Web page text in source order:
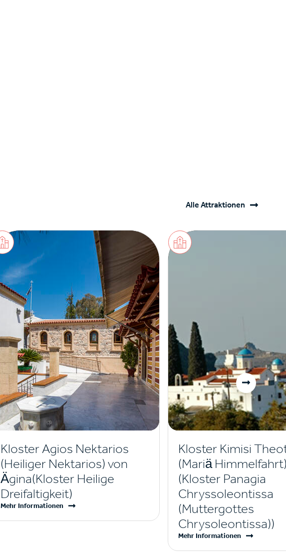
Alle Attraktionen
Kloster Agios Nektarios
(Heiliger Nektarios) von
Ägina(Kloster Heilige
Dreifaltigkeit)
Mehr Informationen
Kloster Kimisi
(Mariä
(Kloster Panagia
Chryssoleontissa
(Muttergottes
Chrysoleontissa))
Mehr Informationen